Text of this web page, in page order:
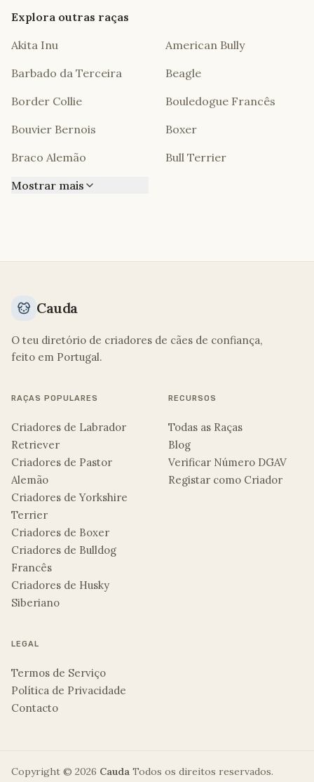
Explora outras raças
Akita Inu
American Bully
Barbado da Terceira
Beagle
Border Collie
Bouledogue Francês
Bouvier Bernois
Boxer
Braco Alemão
Bull Terrier
Mostrar mais
Cauda
O teu diretório de criadores de cães de confiança,
feito em Portugal.
RAÇAS POPULARES
Criadores de Labrador
Retriever
Criadores de Pastor
Alemão
Criadores de Yorkshire
Terrier
Criadores de Boxer
Criadores de Bulldog
Francês
Criadores de Husky
Siberiano
RECURSOS
Todas as Raças
Blog
Verificar Número DGAV
Registar como Criador
LEGAL
Termos de Serviço
Política de Privacidade
Contacto
Copyright © 2026 Cauda Todos os direitos reservados.